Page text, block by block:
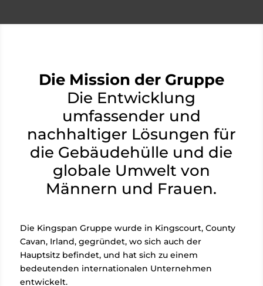
Die Mission der Gruppe
Die Entwicklung
umfassender und
nachhaltiger Lösungen für
die Gebäudehülle und die
globale Umwelt von
Männern und Frauen.
Die Kingspan Gruppe wurde in Kingscourt, County
Cavan, Irland, gegründet, wo sich auch der
Hauptsitz befindet, und hat sich zu einem
bedeutenden internationalen Unternehmen
entwickelt.